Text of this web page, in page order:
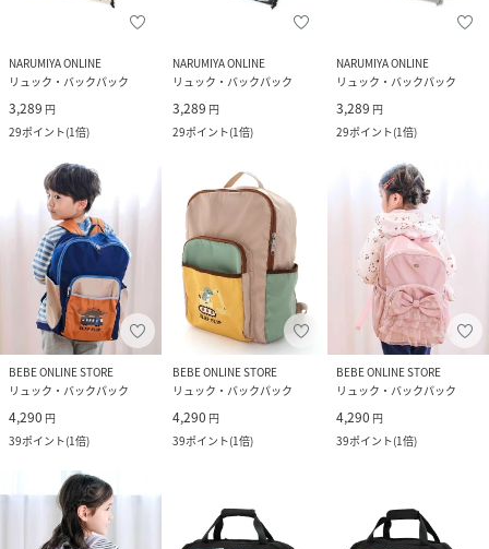
NARUMIYA ONLINE
リュック・バックパック
3,289 円
29ポイント(1倍)
NARUMIYA ONLINE
リュック・バックパック
3,289 円
29ポイント(1倍)
NARUMIYA ONLINE
リュック・バックパック
3,289 円
29ポイント(1倍)
BEBE ONLINE STORE
リュック・バックパック
4,290 円
39ポイント(1倍)
BEBE ONLINE STORE
リュック・バックパック
4,290 円
39ポイント(1倍)
BEBE ONLINE STORE
リュック・バックパック
4,290 円
39ポイント(1倍)